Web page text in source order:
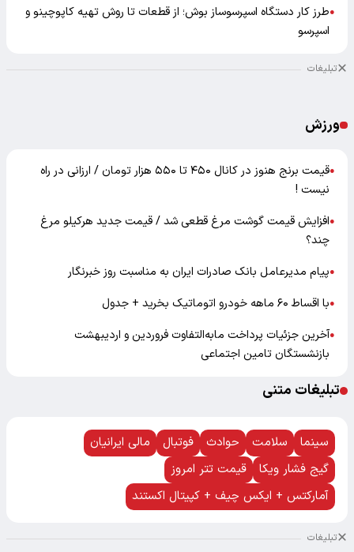
●طرز کار دستگاه اسپرسوساز بوش؛ از قطعات تا روش تهیه کاپوچینو و
اسپرسو
تبلیغات
ورزش
●
قیمت برنج هنوز در کانال ۴۵۰ تا ۵۵۰ هزار تومان / ارزانی در راه
نیست !
●افزایش قیمت گوشت مرغ قطعی شد / قیمت جدید هرکیلو مرغ
چند؟
●پیام مدیرعامل بانک صادرات ایران به مناسبت روز خبرنگار
●با اقساط ۶۰ ماهه خودرو اتوماتیک بخرید + جدول
●آخرین جزئیات پرداخت مابه‌التفاوت فروردین و اردیبهشت
بازنشستگان تامین اجتماعی
تبلیغات متنی
سینما سلامت حوادث فوتبال
مالی ایرانیان
گیج فشار ویکا
قیمت تتر امروز
آمارکتس + ایکس چیف + کپیتال اکستند
تبلیغات